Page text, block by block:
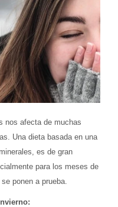
nos afecta de muchas
Una dieta basada en una
es de gran
para los meses de
ponen a prueba.